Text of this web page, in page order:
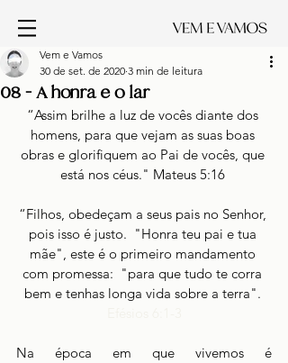
08 - A honra e o lar
Vem e Vamos
30 de set. de 2020 3 min de leitura
“Assim brilhe a luz de vocês diante dos
homens, para que vejam as suas boas
obras e glorifiquem ao Pai de vocês, que
está nos céus." Mateus 5:16
“Filhos, obedeçam a seus pais no Senhor,
pois isso é justo.  "Honra teu pai e tua
mãe", este é o primeiro mandamento
com promessa:  "para que tudo te corra
bem e tenhas longa vida sobre a terra".
Na época em que vivemos é